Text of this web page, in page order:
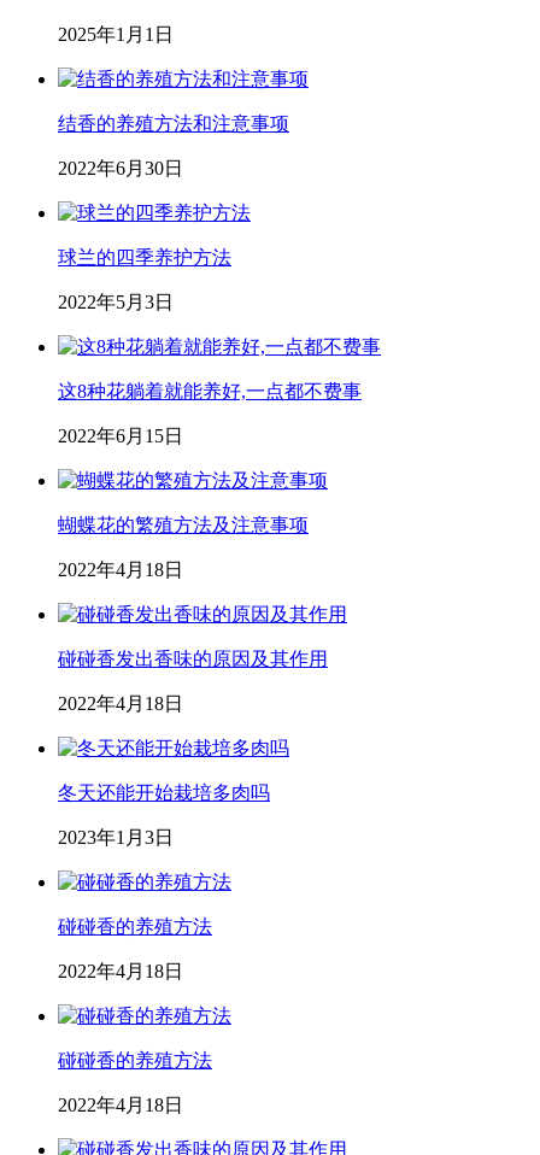
2025年1月1日
结香的养殖方法和注意事项
2022年6月30日
球兰的四季养护方法
2022年5月3日
这8种花躺着就能养好,一点都不费事
2022年6月15日
蝴蝶花的繁殖方法及注意事项
2022年4月18日
碰碰香发出香味的原因及其作用
2022年4月18日
冬天还能开始栽培多肉吗
2023年1月3日
碰碰香的养殖方法
2022年4月18日
碰碰香的养殖方法
2022年4月18日